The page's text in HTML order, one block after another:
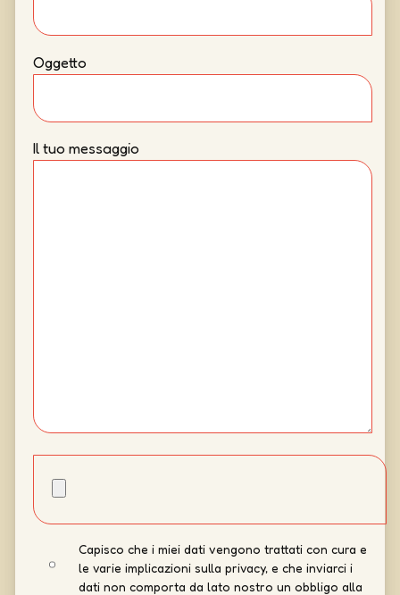
Oggetto
Il tuo messaggio
Capisco che i miei dati vengono trattati con cura e
le varie implicazioni sulla privacy, e che inviarci i
dati non comporta da lato nostro un obbligo alla